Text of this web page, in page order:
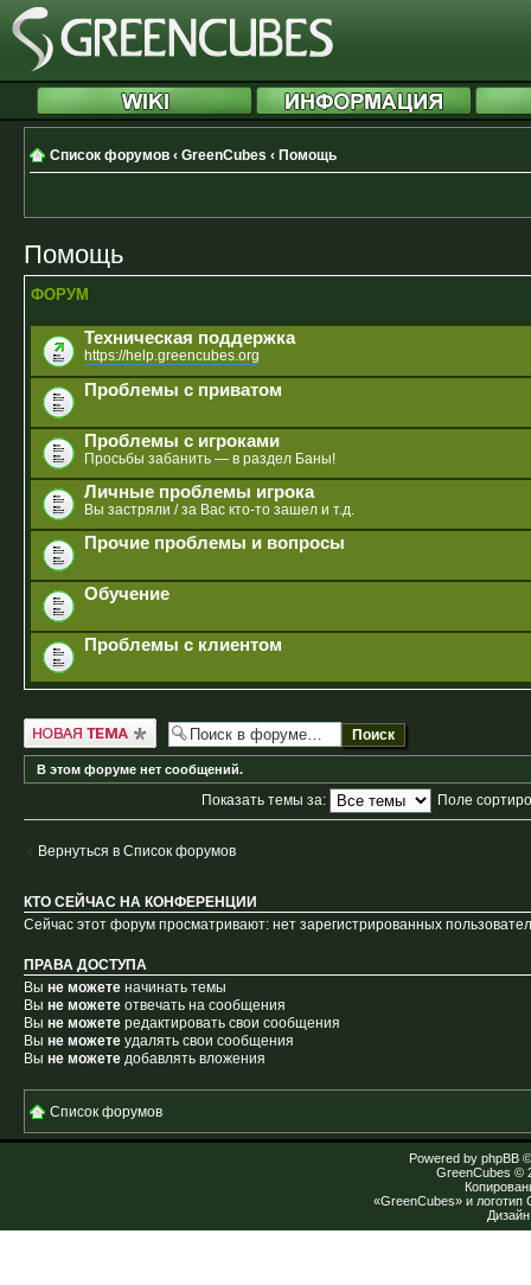
Список форумов ‹ GreenCubes ‹ Помощь
Помощь
ФОРУМ
Техническая поддержка
https://help.greencubes.org
Проблемы с приватом
Проблемы с игроками
Просьбы забанить — в раздел Баны!
Личные проблемы игрока
Вы застряли / за Вас кто-то зашел и т.д.
Прочие проблемы и вопросы
Обучение
Проблемы с клиентом
Новая тема
В этом форуме нет сообщений.
Показать темы за: Поле
Вернуться в Список форумов
КТО СЕЙЧАС НА КОНФЕРЕНЦИИ
Сейчас этот форум просматривают: нет зарегистрированных
ПРАВА ДОСТУПА
Вы не можете начинать темы
Вы не можете отвечать на сообщения
Вы не можете редактировать свои сообщения
Вы не можете удалять свои сообщения
Вы не можете добавлять вложения
Список форумов
Powered by phpBB
GreenCubes ©
«GreenCubes» и